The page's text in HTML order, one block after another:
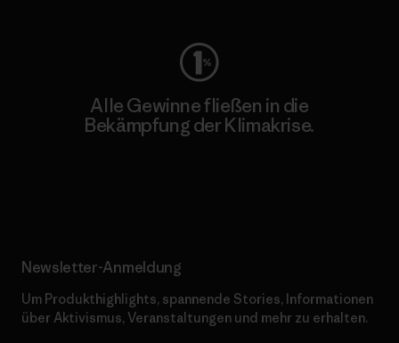
Alle Gewinne fließen in die
Bekämpfung der Klimakrise.
Newsletter-Anmeldung
Um Produkthighlights, spannende Stories, Informationen
über Aktivismus, Veranstaltungen und mehr zu erhalten.